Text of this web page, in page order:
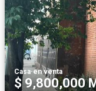
Casa·en venta
$ 9,800,000